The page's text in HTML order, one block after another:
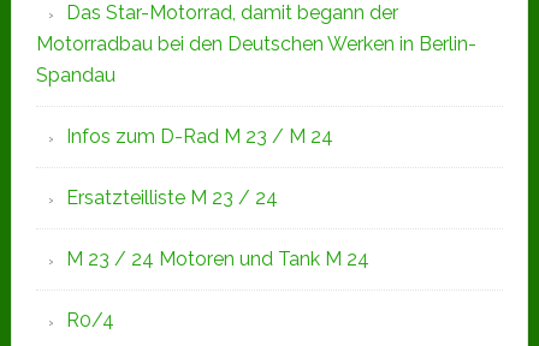
Das Star-Motorrad, damit begann der
Motorradbau bei den Deutschen Werken in Berlin-
Spandau
Infos zum D-Rad M 23 / M 24
Ersatzteilliste M 23 / 24
M 23 / 24 Motoren und Tank M 24
R0/4